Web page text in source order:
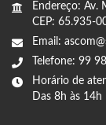
Endereço: Av.
CEP: 65.935-
Email:
Telefone: 99
Horário de
Das 8h às 14h